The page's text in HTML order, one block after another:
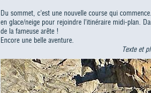
Du sommet, c’est une nouvelle course qui
en glace/neige pour rejoindre l’itinéraire midi-plan.
de la fameuse arête !
Encore une belle aventure.
Texte et